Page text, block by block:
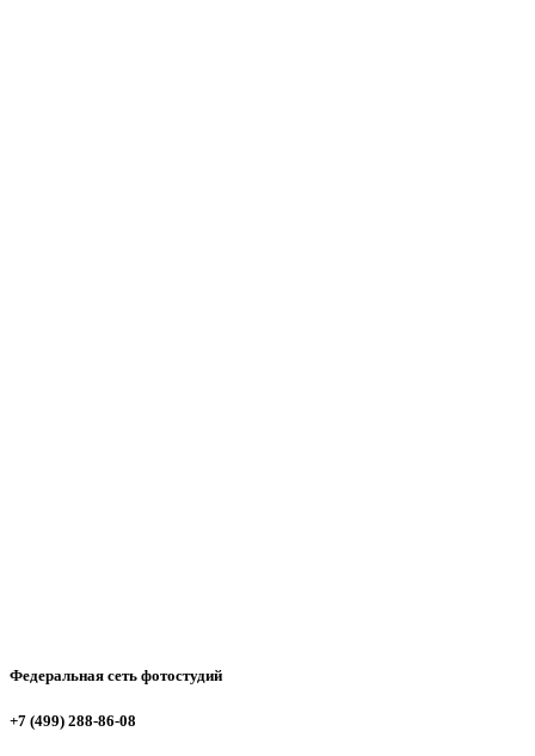
Федеральная сеть фотостудий
+7 (499) 288-86-08